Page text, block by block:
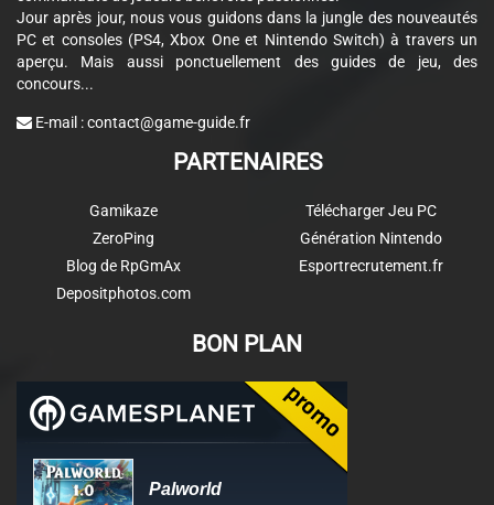
Jour après jour, nous vous guidons dans la jungle des nouveautés
PC et consoles (PS4, Xbox One et Nintendo Switch) à travers un
aperçu. Mais aussi ponctuellement des guides de jeu, des
concours...
E-mail :contact@game-guide.fr
PARTENAIRES
Gamikaze
ZeroPing
Blog de RpGmAx
Depositphotos.com
Télécharger Jeu PC
Génération Nintendo
Esportrecrutement.fr
BON PLAN